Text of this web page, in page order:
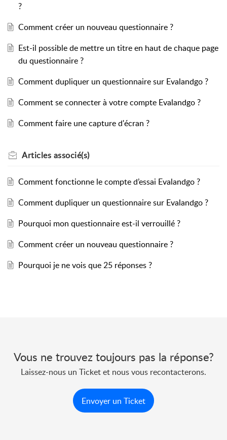
?
Comment créer un nouveau questionnaire ?
Est-il possible de mettre un titre en haut de chaque page
du questionnaire ?
Comment dupliquer un questionnaire sur Evalandgo ?
Comment se connecter à votre compte Evalandgo ?
Comment faire une capture d'écran ?
Articles associé(s)
Comment fonctionne le compte d’essai Evalandgo ?
Comment dupliquer un questionnaire sur Evalandgo ?
Pourquoi mon questionnaire est-il verrouillé ?
Comment créer un nouveau questionnaire ?
Pourquoi je ne vois que 25 réponses ?
Vous ne trouvez toujours pas la réponse?
Laissez-nous un Ticket et nous vous recontacterons.
Envoyer un Ticket